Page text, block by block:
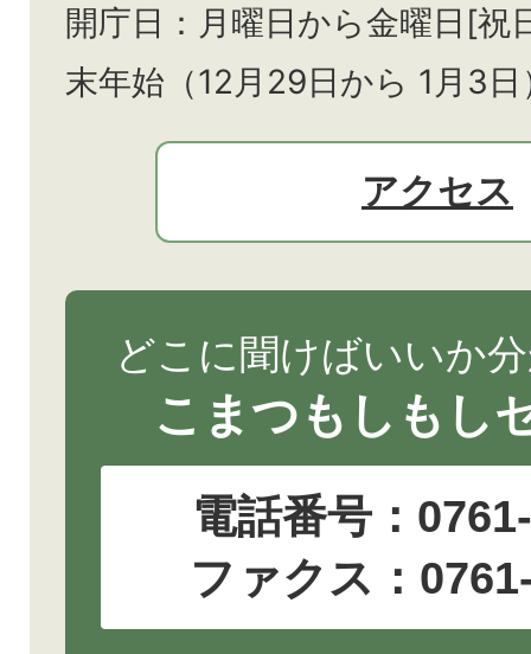
開庁日：月曜日から金曜日[祝
末年始（12月29日から 1月3
アクセス
どこに聞けばいいか
こまつもしもし
電話番号：
ファクス：